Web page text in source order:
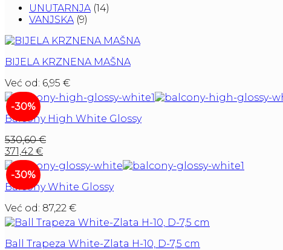
UNUTARNJA (14)
VANJSKA (9)
BIJELA KRZNENA MAŠNA
Već od: 6,95 €
-30%
Balcony High White Glossy
530,60€
371,42 €
-30%
Balcony White Glossy
Već od: 87,22 €
Ball Trapeza White-Zlata H-10, D-7,5 cm